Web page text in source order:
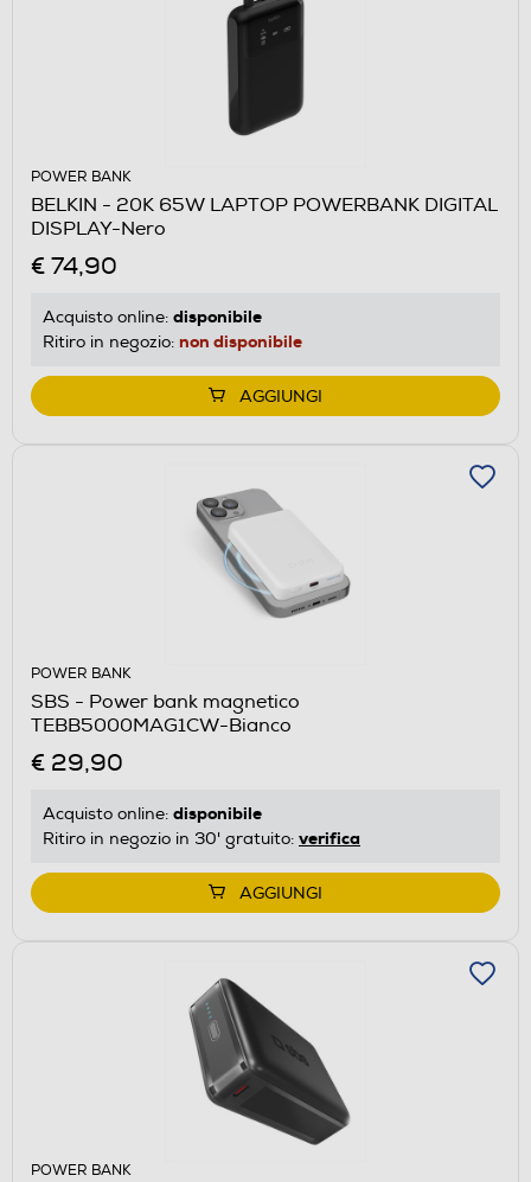
POWER BANK
BELKIN - 20K 65W LAPTOP POWERBANK DIGITAL
DISPLAY-Nero
€ 74,90
Acquisto online: disponibile
Ritiro in negozio: non disponibile
AGGIUNGI
POWER BANK
SBS - Power bank magnetico
TEBB5000MAG1CW-Bianco
€ 29,90
Acquisto online: disponibile
Ritiro in negozio in 30' gratuito: verifica
AGGIUNGI
POWER BANK